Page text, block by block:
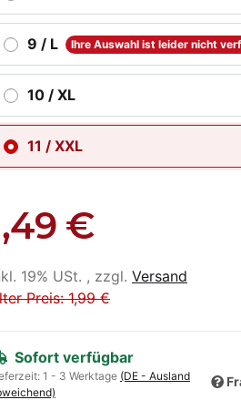
9 / L Ihre Auswahl ist leider nicht
10 / XL
11 / XXL
€
19% USt. , zzgl. Versand
Preis: 1,99 €
Sofort verfügbar
1 - 3 Werktage (DE - Ausland